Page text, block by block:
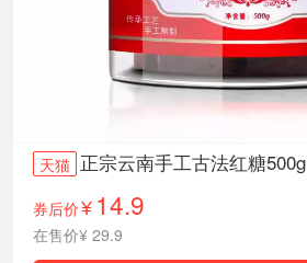
天猫 正宗云南手工古法红糖500g
券后价¥ 14.9
在售价¥ 29.9